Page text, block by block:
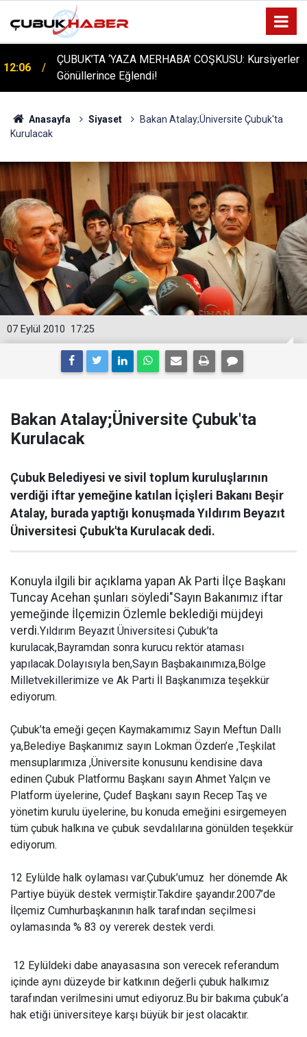
12:06
ÇUBUK’TA ‘YAZA MERHABA’ COŞKUSU: Kursiyerler
Gönüllerince Eğlendi!
Anasayfa Siyaset
Bakan Atalay;Üniversite Çubuk'ta
Kurulacak
17:25
07 Eylül 2010
Bakan Atalay;Üniversite Çubuk'ta
Kurulacak
Çubuk Belediyesi ve sivil toplum kuruluşlarının
verdiği iftar yemeğine katılan İçişleri Bakanı Beşir
Atalay, burada yaptığı konuşmada Yıldırım Beyazıt
Üniversitesi Çubuk'ta Kurulacak dedi.
Konuyla ilgili bir açıklama yapan Ak Parti İlçe Başkanı
Tuncay Acehan şunları söyledi"Sayın Bakanımız iftar
yemeğinde İlçemizin Özlemle beklediği müjdeyi
verdi.Yıldırım Beyazıt Üniversitesi Çubuk’ta
kurulacak,Bayramdan sonra kurucu rektör ataması
yapılacak.Dolayısıyla ben,Sayın Başbakaınımıza,Bölge
Milletvekillerimize ve Ak Parti İl Başkanımıza teşekkür
ediyorum.
Çubuk’ta emeği geçen Kaymakamımız Sayın Meftun Dallı
ya,Belediye Başkanımız sayın Lokman Özden’e ,Teşkilat
mensuplarımıza ,Üniversite konusunu kendisine dava
edinen Çubuk Platformu Başkanı sayın Ahmet Yalçın ve
Platform üyelerine, Çudef Başkanı sayın Recep Taş ve
yönetim kurulu üyelerine, bu konuda emeğini esirgemeyen
tüm çubuk halkına ve çubuk sevdalılarına gönülden teşekkür
ediyorum.
12 Eylülde halk oylaması var.Çubuk’umuz her dönemde Ak
Partiye büyük destek vermiştir.Takdire şayandır.2007’de
İlçemiz Cumhurbaşkanının halk tarafından seçilmesi
oylamasında % 83 oy vererek destek verdi.
12 Eylüldeki dabe anayasasına son verecek referandum
içinde aynı düzeyde bir katkının değerli çubuk halkımız
tarafından verilmesini umut ediyoruz.Bu bir bakıma çubuk’a
hak etiği üniversiteye karşı büyük bir jest olacaktır.